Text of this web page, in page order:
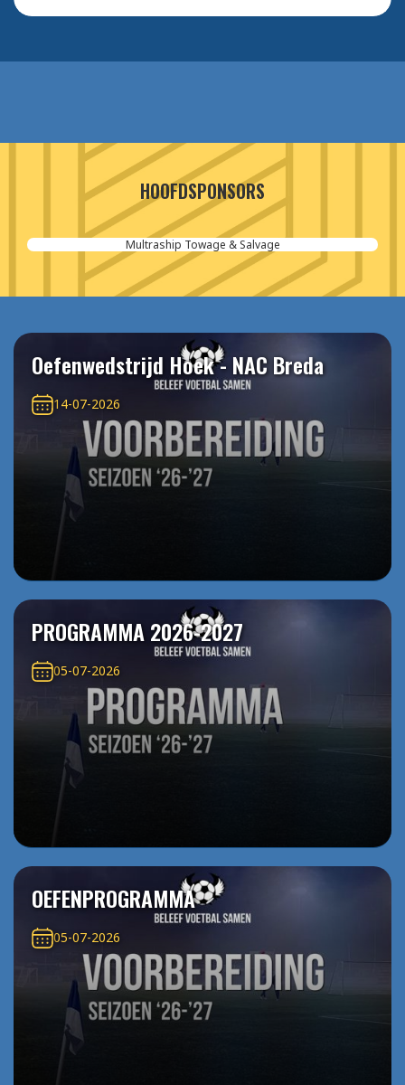
HOOFDSPONSORS
Multraship Towage & Salvage
Oefenwedstrijd Hoek - NAC Breda
14-07-2026
PROGRAMMA 2026-2027
05-07-2026
OEFENPROGRAMMA
05-07-2026